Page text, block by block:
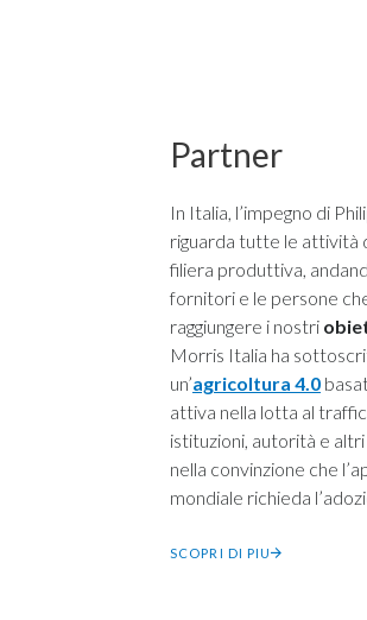
Partner
In Italia, l’impegno di
riguarda tutte le attività
filiera produttiva,
fornitori e le persone
raggiungere i nostri
Morris Italia ha
un’agricoltura 4.0
attiva nella lotta al
istituzioni, autorità e
nella convinzione che
mondiale richieda
SCOPRI DI PIU